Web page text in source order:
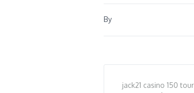
By
jack21 casino 150